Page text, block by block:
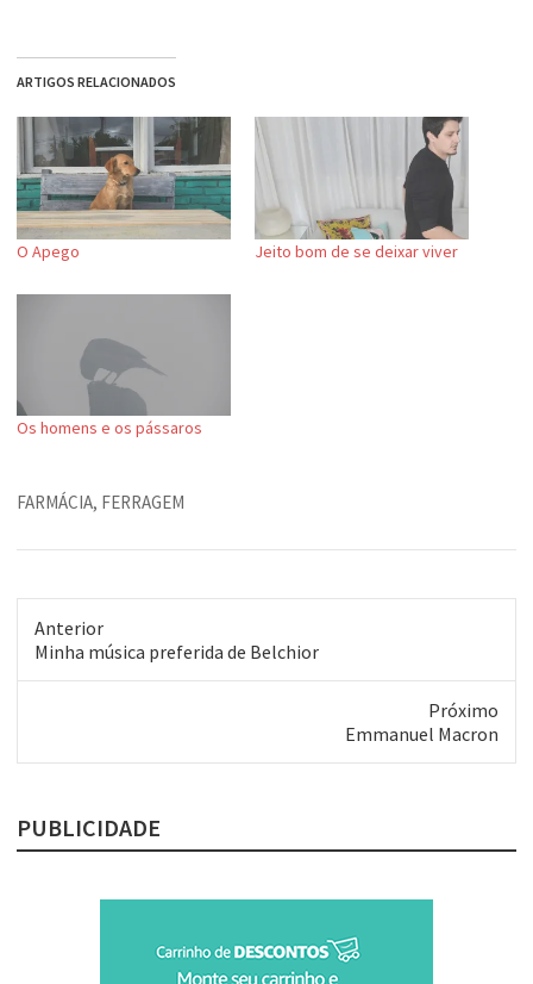
ARTIGOS RELACIONADOS
O Apego Jeito bom de se deixar viver
Os homens e os pássaros
FARMÁCIA, FERRAGEM
Anterior
Post
anterior:
Minha música preferida de Belchior
Próximo
post:
Emmanuel Macron
PUBLICIDADE